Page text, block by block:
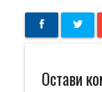
Остави